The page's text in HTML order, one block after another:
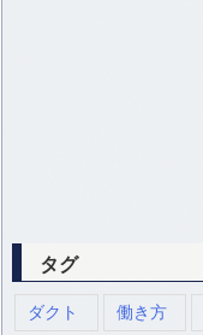
タグ
ダクト 働き方